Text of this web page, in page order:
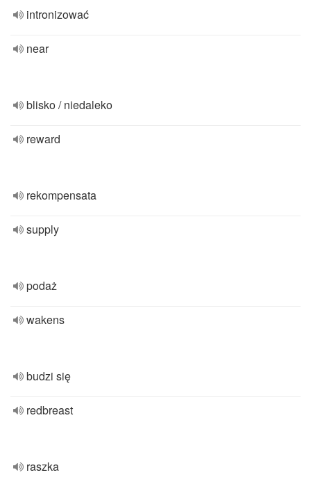
intronizować
near
blisko / niedaleko
reward
rekompensata
supply
podaż
wakens
budzi się
redbreast
raszka